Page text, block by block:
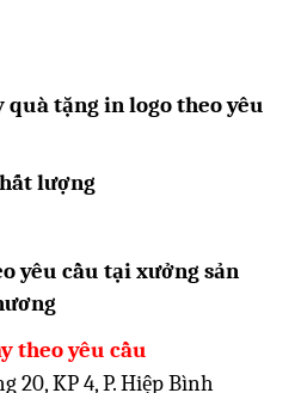
quà tặng in logo theo yêu
lượng
yêu cầu tại xưởng sản
theo yêu cầu
20, KP 4, P. Hiệp Bình